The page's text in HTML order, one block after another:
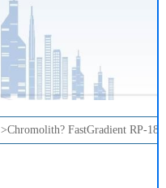
>Chromolith? FastGradient RP-18